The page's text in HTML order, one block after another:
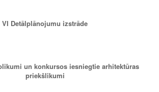
VI Detālplānojumu izstrāde
un konkursos iesniegtie arhitektūras
priekšlikumi